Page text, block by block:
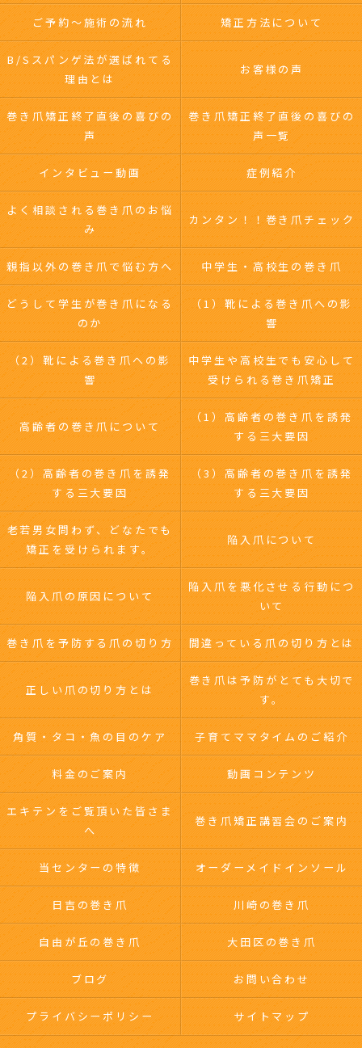
ご予約～施術の流れ 矯正方法について
B/Sスパンゲ法が選ばれてる
理由とは
お客様の声
巻き爪矯正終了直後の喜びの
声
巻き爪矯正終了直後の喜びの
声一覧
インタビュー動画 症例紹介
よく相談される巻き爪のお悩
み
カンタン！！巻き爪チェック
親指以外の巻き爪で悩む方へ 中学生・高校生の巻き爪
どうして学生が巻き爪になる
のか
（1）靴による巻き爪への影
響
（2）靴による巻き爪への影
響
中学生や高校生でも安心して
受けられる巻き爪矯正
高齢者の巻き爪について
（1）高齢者の巻き爪を誘発
する三大要因
（2）高齢者の巻き爪を誘発
する三大要因
（3）高齢者の巻き爪を誘発
する三大要因
老若男女問わず、どなたでも
矯正を受けられます。
陥入爪について
陥入爪の原因について
陥入爪を悪化させる行動につ
いて
巻き爪を予防する爪の切り方 間違っている爪の切り方とは
正しい爪の切り方とは
巻き爪は予防がとても大切で
す。
角質・タコ・魚の目のケア 子育てママタイムのご紹介
料金のご案内 動画コンテンツ
エキテンをご覧頂いた皆さま
へ
巻き爪矯正講習会のご案内
当センターの特徴 オーダーメイドインソール
日吉の巻き爪 川崎の巻き爪
自由が丘の巻き爪 大田区の巻き爪
ブログ お問い合わせ
プライバシーポリシー サイトマップ